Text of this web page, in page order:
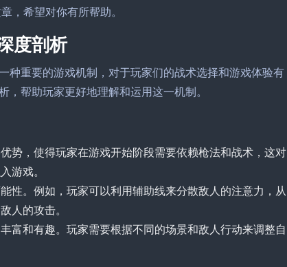
，希望对你有所帮助。
度剖析
种重要的游戏机制，对于玩家们的战术选择和游戏体验有
帮助玩家更好地理解和运用这一机制。
势，使得玩家在游戏开始阶段需要依赖枪法和战术，这对
游戏。
性。例如，玩家可以利用辅助线来分散敌人的注意力，从
人的攻击。
富和有趣。玩家需要根据不同的场景和敌人行动来调整自